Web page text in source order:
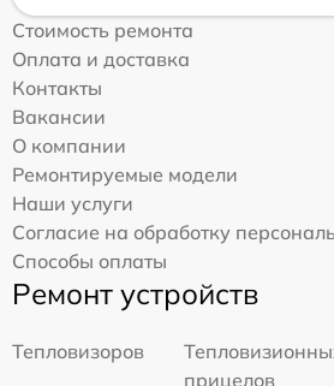
Стоимость ремонта
Оплата и доставка
Контакты
Вакансии
О компании
Ремонтируемые модели
Наши услуги
Согласие на обработку
Способы оплаты
Ремонт устройств
Тепловизоров
прицелов